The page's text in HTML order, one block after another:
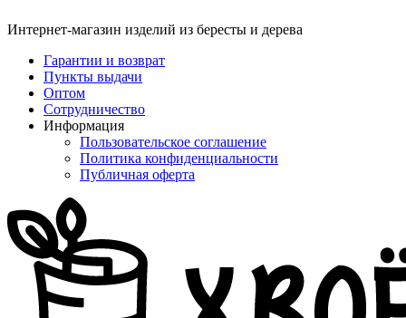
Интернет-магазин изделий из бересты и дерева
Гарантии и возврат
Пункты выдачи
Оптом
Сотрудничество
Информация
Пользовательское соглашение
Политика конфиденциальности
Публичная оферта